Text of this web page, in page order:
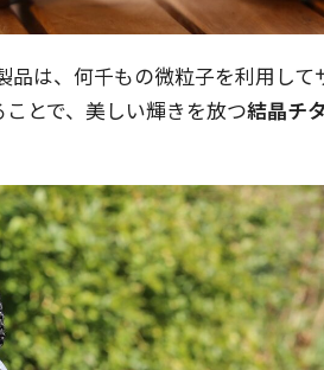
は、何千もの微粒子を利用して
とで、美しい輝きを放つ結晶チ